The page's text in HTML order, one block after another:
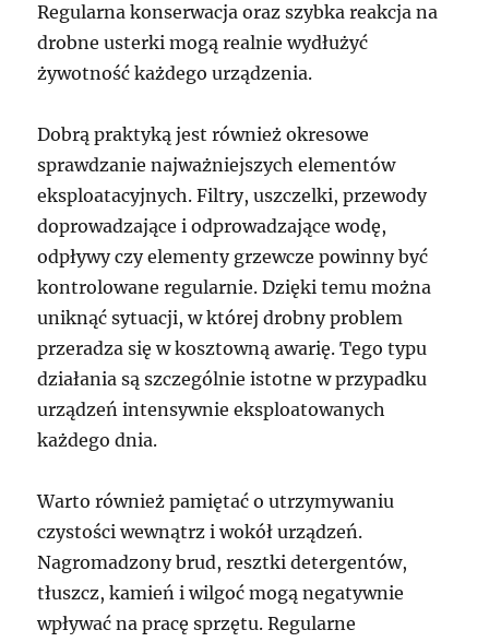
Regularna konserwacja oraz szybka reakcja na
drobne usterki mogą realnie wydłużyć
żywotność każdego urządzenia.
Dobrą praktyką jest również okresowe
sprawdzanie najważniejszych elementów
eksploatacyjnych. Filtry, uszczelki, przewody
doprowadzające i odprowadzające wodę,
odpływy czy elementy grzewcze powinny być
kontrolowane regularnie. Dzięki temu można
uniknąć sytuacji, w której drobny problem
przeradza się w kosztowną awarię. Tego typu
działania są szczególnie istotne w przypadku
urządzeń intensywnie eksploatowanych
każdego dnia.
Warto również pamiętać o utrzymywaniu
czystości wewnątrz i wokół urządzeń.
Nagromadzony brud, resztki detergentów,
tłuszcz, kamień i wilgoć mogą negatywnie
wpływać na pracę sprzętu. Regularne